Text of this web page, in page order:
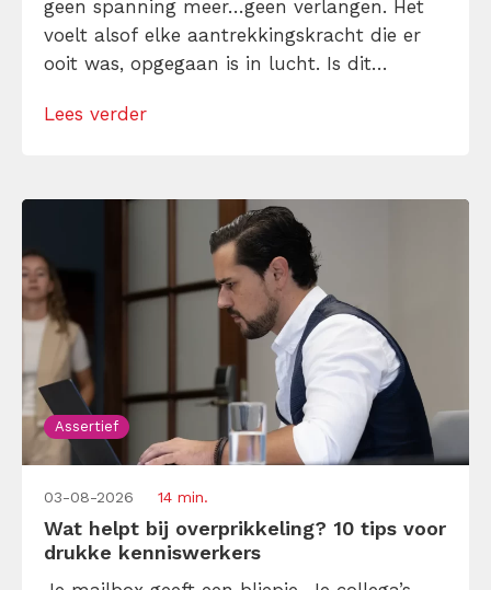
geen spanning meer…geen verlangen. Het
voelt alsof elke aantrekkingskracht die er
ooit was, opgegaan is in lucht. Is dit
Relaties hebben de neiging om te
Lees verder
Assertief
03-08-2026 14 min.
Wat helpt bij overprikkeling? 10 tips voor
drukke kenniswerkers